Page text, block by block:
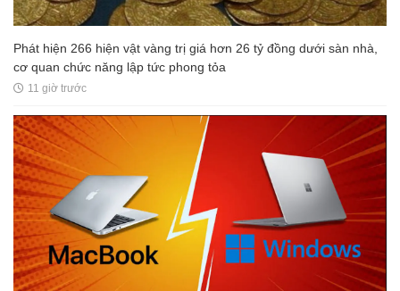
Phát hiện 266 hiện vật vàng trị giá hơn 26 tỷ đồng dưới sàn nhà,
cơ quan chức năng lập tức phong tỏa
11 giờ trước